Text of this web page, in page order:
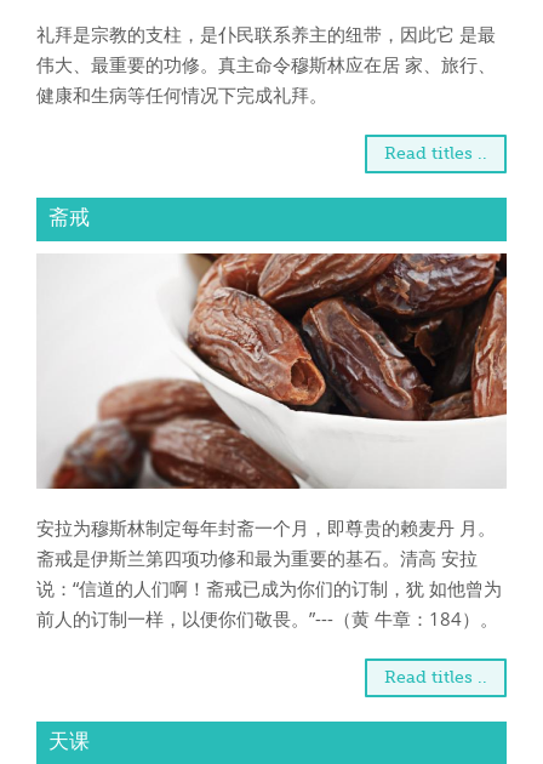
礼拜是宗教的支柱，是仆民联系养主的纽带，因此它 是最
伟大、最重要的功修。真主命令穆斯林应在居 家、旅行、
健康和生病等任何情况下完成礼拜。
Read titles ..
斋戒
安拉为穆斯林制定每年封斋一个月，即尊贵的赖麦丹 月。
斋戒是伊斯兰第四项功修和最为重要的基石。清高 安拉
说：“信道的人们啊！斋戒已成为你们的订制，犹 如他曾为
前人的订制一样，以便你们敬畏。”---（黄 牛章：184）。
Read titles ..
天课